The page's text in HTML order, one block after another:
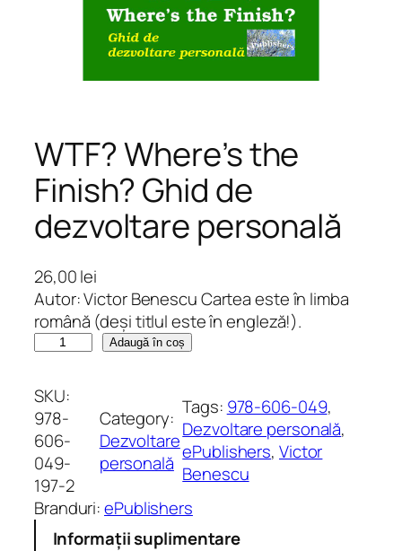
WTF? Where’s the
Finish? Ghid de
dezvoltare personală
26,00lei
Autor: Victor Benescu Cartea este în limba
română (deși titlul este în engleză!).
n
t
i
t
a
t
e
Adaugă în coș
SKU:
978-
606-
049-
197-2
Category:
Dezvoltare
personală
Tags: 978-606-049
Dezvoltare personală
ePublishers, Victor
Benescu
Branduri:ePublishers
Informații suplimentare